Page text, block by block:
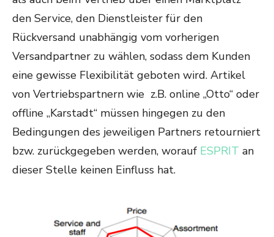
den Service, den Dienstleister für den
Rückversand unabhängig vom vorherigen
Versandpartner zu wählen, sodass dem Kunden
eine gewisse Flexibilität geboten wird. Artikel
von Vertriebspartnern wie z.B. online „Otto“ oder
offline „Karstadt“ müssen hingegen zu den
Bedingungen des jeweiligen Partners retourniert
bzw. zurückgegeben werden, worauf ESPRIT an
dieser Stelle keinen Einfluss hat.